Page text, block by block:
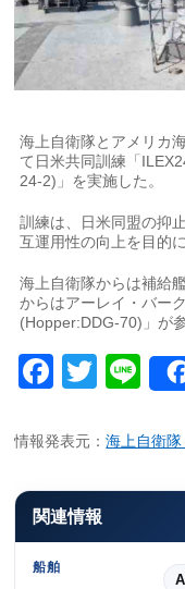
海上自衛隊とアメリカ
て日米共同訓練「
24-2)」を実施した。
訓練は、日米同盟の抑
互運用性の向上を目的
海上自衛隊からは補給
からはアーレイ・バー
(Hopper:DDG-70)」が
情報発表元：海上自衛
関連情報
船舶